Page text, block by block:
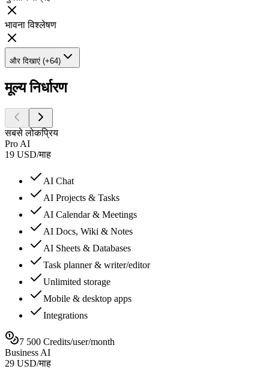
भावना विश्लेषण
और दिखाएं (+64)
मूल्य निर्धारण
सबसे लोकप्रिय
Pro AI
19 USD/माह
AI Chat
AI Projects & Tasks
AI Calendar & Meetings
AI Docs, Wiki & Notes
AI Sheets & Databases
Task planner & writer/editor
Unlimited storage
Mobile & desktop apps
Integrations
7 500 Credits/user/month
Business AI
29 USD/माह